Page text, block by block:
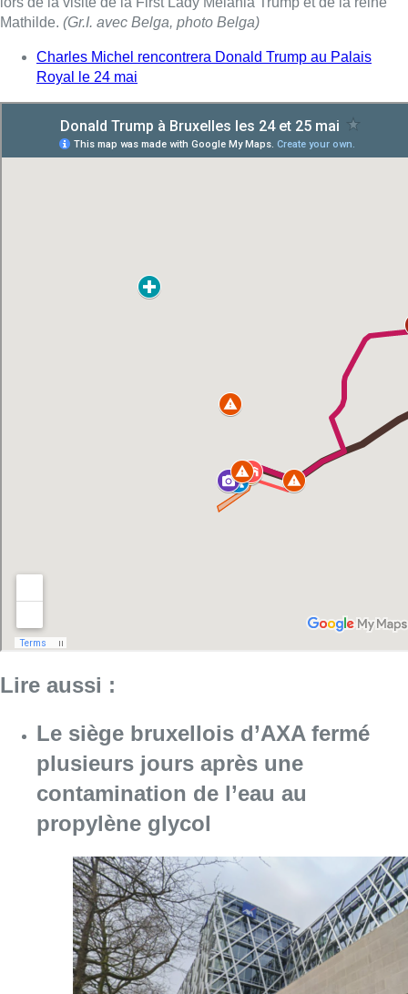
Le siège bruxellois d’AXA fermé
plusieurs jours après une
propylène glycol
05 août 2026Consulter l'article "Le siège bruxellois
Sécheresse : attention aux chutes